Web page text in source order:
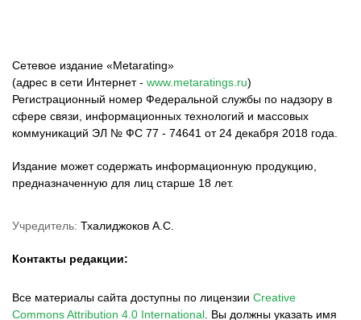
Сетевое издание «Metarating»
(адрес в сети Интернет - www.metaratings.ru)
Регистрационный номер Федеральной службы по надзору в
сфере связи, информационных технологий и массовых
коммуникаций ЭЛ № ФС 77 - 74641 от 24 декабря 2018 года.
Издание может содержать информационную продукцию,
предназначенную для лиц старше 18 лет.
Учредитель: Тхалиджоков А.С.
Контакты редакции:
Все материалы сайта доступны по лицензии Creative
Commons Attribution 4.0 International Вы должны указать имя